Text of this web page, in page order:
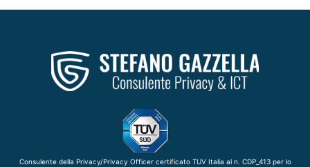
Consulente della Privacy/Privacy Officer certificato TUV Italia al n. CDP_413 per lo